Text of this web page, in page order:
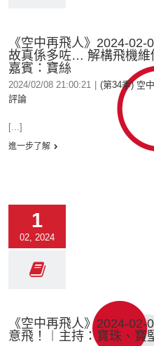
《空中再飛人》2024-
故真係多咗… 解構飛機維
嘉賓：寶絲
2024/02/08 21:00:21 (第34季) 空
評論
[...]
進一步了解
1
02, 2024
《空中再飛人》2024-
意飛！︱主持：寶珠、寶